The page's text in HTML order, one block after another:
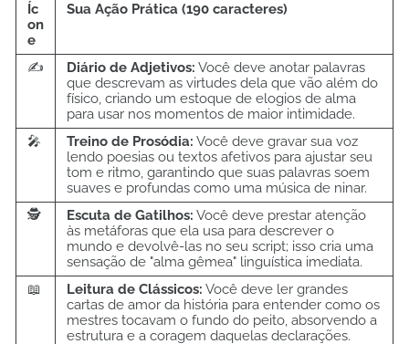
Íc
on
e
Sua Ação Prática (190 caracteres)
✍️ Diário de Adjetivos: Você deve anotar palavras
que descrevam as virtudes dela que vão além do
físico, criando um estoque de elogios de alma
para usar nos momentos de maior intimidade.
🎤
Treino de Prosódia: Você deve gravar sua voz
lendo poesias ou textos afetivos para ajustar seu
tom e ritmo, garantindo que suas palavras soem
suaves e profundas como uma música de ninar.
🕵️
Escuta de Gatilhos: Você deve prestar atenção
às metáforas que ela usa para descrever o
mundo e devolvê-las no seu script; isso cria uma
sensação de "alma gêmea" linguística imediata.
📖
Leitura de Clássicos: Você deve ler grandes
cartas de amor da história para entender como os
mestres tocavam o fundo do peito, absorvendo a
estrutura e a coragem daquelas declarações.